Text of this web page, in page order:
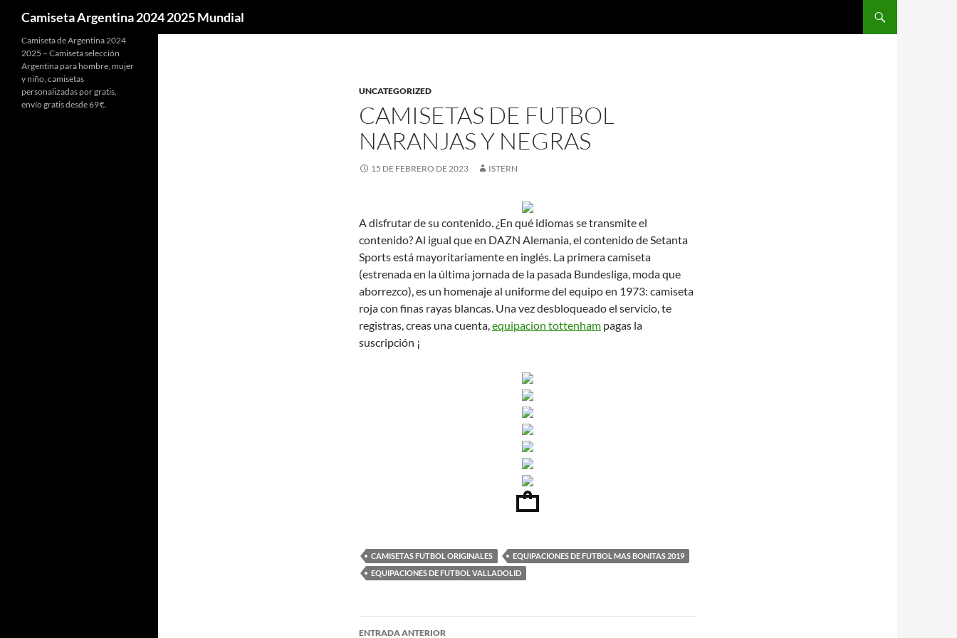
Camiseta Argentina 2024 2025 Mundial
UNCATEGORIZED
CAMISETAS DE FUTBOL
NARANJAS Y NEGRAS
15 DE FEBRERO DE 2023 ISTERN
A disfrutar de su contenido. ¿En qué idiomas se transmite el
contenido? Al igual que en DAZN Alemania, el contenido de Setanta
Sports está mayoritariamente en inglés. La primera camiseta
(estrenada en la última jornada de la pasada Bundesliga, moda que
aborrezco), es un homenaje al uniforme del equipo en 1973: camiseta
roja con finas rayas blancas. Una vez desbloqueado el servicio, te
registras, creas una cuenta,equipacion tottenham pagas la
suscripción ¡
CAMISETAS FUTBOL ORIGINALES
EQUIPACIONES DE FUTBOL MAS BONITAS 2019
EQUIPACIONES DE FUTBOL VALLADOLID
Navegación
ENTRADA ANTERIOR
Camiseta de Argentina 2024
2025 – Camiseta selección
Argentina para hombre, mujer
y niño, camisetas
personalizadas por gratis,
envío gratis desde 69 €.